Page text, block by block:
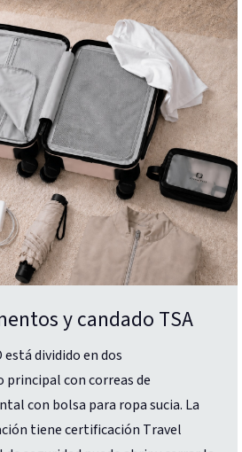
y candado TSA
dividido en dos
con correas de
con bolsa para ropa sucia. La
tiene certificación Travel